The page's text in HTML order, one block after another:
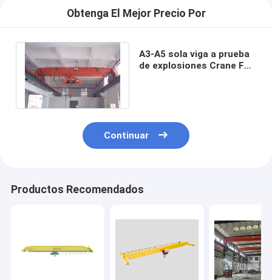
Obtenga El Mejor Precio Por
A3-A5 sola viga a prueba
de explosiones Crane For
Continuar
Productos Recomendados